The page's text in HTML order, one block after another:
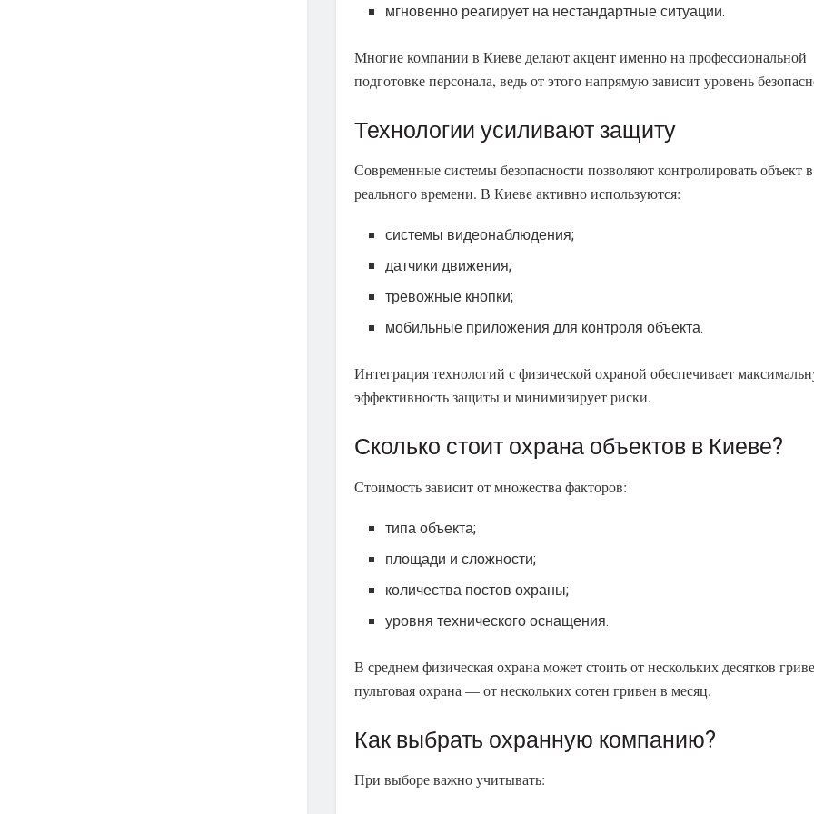
мгновенно реагирует на нестандартные ситуации.
Многие компании в Киеве делают акцент именно на профессиональной
подготовке персонала, ведь от этого напрямую зависит уровень
Технологии усиливают защиту
Современные системы безопасности позволяют контролировать объект
реального времени. В Киеве активно используются:
системы видеонаблюдения;
датчики движения;
тревожные кнопки;
мобильные приложения для контроля объекта.
Интеграция технологий с физической охраной обеспечивает
эффективность защиты и минимизирует риски.
Сколько стоит охрана объектов в Киеве?
Стоимость зависит от множества факторов:
типа объекта;
площади и сложности;
количества постов охраны;
уровня технического оснащения.
В среднем физическая охрана может стоить от нескольких десятков
пультовая охрана — от нескольких сотен гривен в месяц.
Как выбрать охранную компанию?
При выборе важно учитывать: